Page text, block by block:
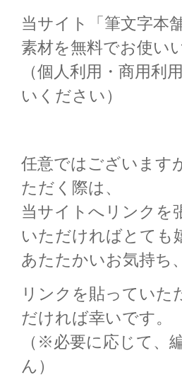
当サイト「筆文字本
素材を無料でお使い
（個人利用・商用利
いください）
任意ではございます
ただく際は、
当サイトへリンクを
いただければとても
あたたかいお気持ち
リンクを貼っていた
だければ幸いです。
（※必要に応じて、
ん）